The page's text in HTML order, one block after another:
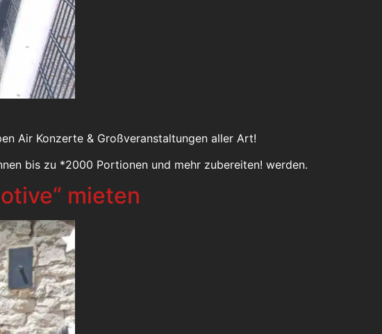
Air Konzerte & Großveranstaltungen aller Art!
bis zu *2000 Portionen und mehr zubereiten! werden.
mieten